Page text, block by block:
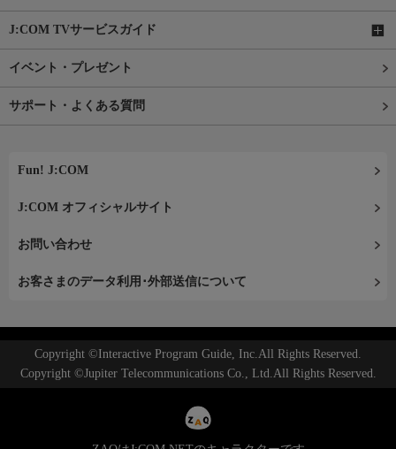
J:COM TVサービスガイド
イベント・プレゼント
サポート・よくある質問
Fun! J:COM
J:COM オフィシャルサイト
お問い合わせ
お客さまのデータ利用･外部送信について
Copyright ©Interactive Program Guide, Inc.All Rights Reserved.
Copyright ©Jupiter Telecommunications Co., Ltd.All Rights Reserved.